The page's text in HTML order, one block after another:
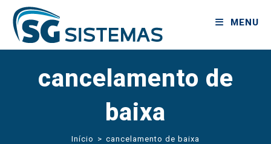
MENU
cancelamento de
baixa
Início > cancelamento de baixa